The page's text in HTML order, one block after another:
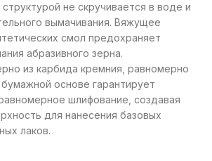
не скручивается в воде и
вымачивания. Вяжущее
смол предохраняет
абразивного зерна.
из карбида кремния, равномерно
основе гарантирует
шлифование, создавая
для нанесения базовых
лаков.